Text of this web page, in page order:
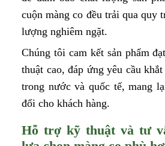
cuộn màng co đều trải qua quy
lượng nghiêm ngặt.
Chúng tôi cam kết sản phẩm
thuật cao, đáp ứng yêu cầu
trong nước và quốc tế, mang
đối cho khách hàng.
Hỗ trợ kỹ thuật và tư